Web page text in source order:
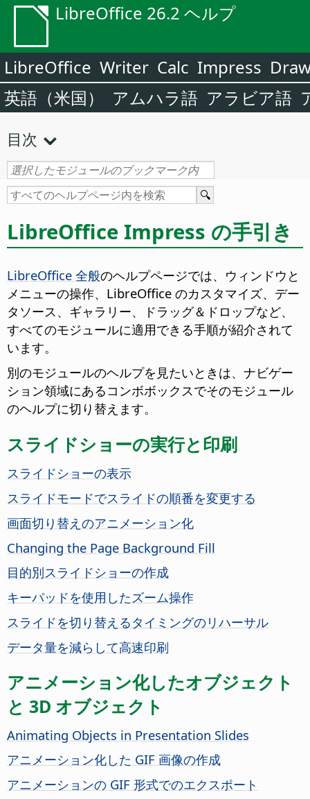
LibreOffice 26.2 ヘルプ
LibreOffice Writer Calc Impress
英語（米国）
アムハラ語 アラビア語
目次
LibreOffice Impress の手引き
LibreOffice 全般のヘルプページでは、ウィンドウと
メニューの操作、LibreOffice のカスタマイズ、デー
タソース、ギャラリー、ドラッグ＆ドロップなど、
すべてのモジュールに適用できる手順が紹介されて
います。
別のモジュールのヘルプを見たいときは、ナビゲー
ション領域にあるコンボボックスでそのモジュール
のヘルプに切り替えます。
スライドショーの実行と印刷
スライドショーの表示
スライドモードでスライドの順番を変更する
画面切り替えのアニメーション化
Changing the Page Background Fill
目的別スライドショーの作成
キーパッドを使用したズーム操作
スライドを切り替えるタイミングのリハーサル
データ量を減らして高速印刷
アニメーション化したオブジェクト
と 3D オブジェクト
Animating Objects in Presentation Slides
アニメーション化した GIF 画像の作成
アニメーションの GIF 形式でのエクスポート